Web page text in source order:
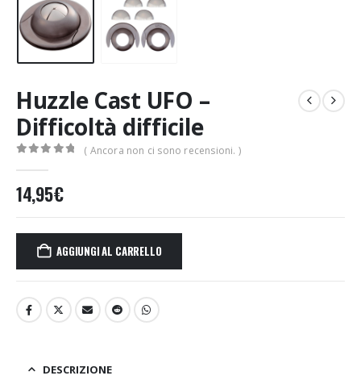
Huzzle Cast UFO –
Difficoltà difficile
( Ancora non ci sono recensioni. )
14,95€
AGGIUNGI AL CARRELLO
DESCRIZIONE